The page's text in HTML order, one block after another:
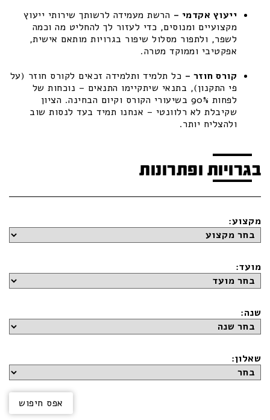
ייעוץ אקדמי – הרשת מעמידה לרשותך שירותי ייעוץ
מקצועיים ומנוסים, כדי לעזור לך להחליט מה וכמה
לשפר, ולתפור מסלול שיפור בגרויות מותאם אישית,
אפקטיבי וממוקד מטרה.
קורס חוזר – כל תלמיד ותלמידה זכאים לקורס חוזר (על
פי התקנון), בתנאי שיתקיימו התנאים – נוכחות של
לפחות 90% בשיעורי הקורס וקיום הבחינה. הציון
שקיבלת לא רלוונטי – אנחנו תמיד בעד לנסות שוב
ולהצליח יותר.
בגרויות ופתרונות
מקצוע:
מועד:
שנה:
שאלון: